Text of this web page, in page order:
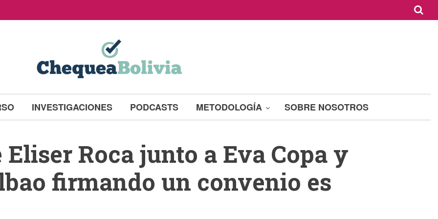
INVESTIGACIONES PODCASTS METODOLOGÍA SOBRE NOSOTROS
Roca junto a Eva Copa y
firmando un convenio es